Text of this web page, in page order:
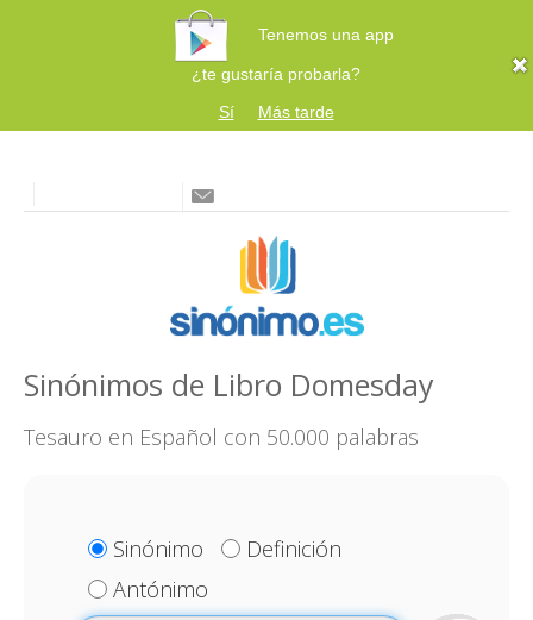
Tenemos una app
¿te gustaría probarla?
Sí
Más tarde
Sinónimos de Libro Domesday
Tesauro en Español con 50.000 palabras
Sinónimo
Definición
Antónimo